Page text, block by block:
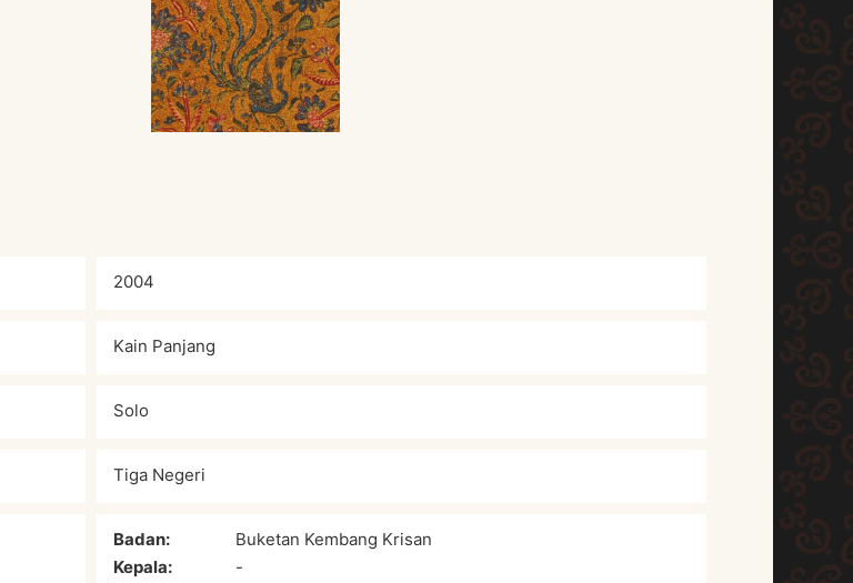
2004
Kain Panjang
Solo
Tiga Negeri
Badan:
Buketan Kembang Krisan
Kepala:
-